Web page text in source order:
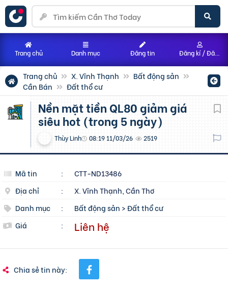
Trang chủ X. Vĩnh Thạnh
Bất động sản
Cần Bán
Đất thổ cư
Nền mặt tiền QL80 giảm giá
siêu hot (trong 5 ngày)
Thùy Linh 08:19 11/03/26 2519
Mã tin :
CTT-ND13486
Địa chỉ
:
X. Vĩnh Thạnh, Cần Thơ
Danh mục
: Bất động sản >Đất thổ cư
Giá
: Liên hệ
Chia sẻ tin này:
Trang chủ Danh mục Đăng tin